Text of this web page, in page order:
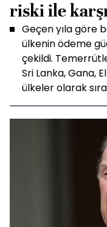
riski ile
Geçen yıla göre
ülkenin ödeme
çekildi.
Sri Lanka, Gana,
ülkeler olarak